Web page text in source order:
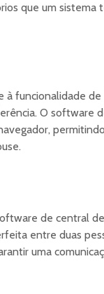
que um
funcionalidade de
O software
de central
entre duas
uma